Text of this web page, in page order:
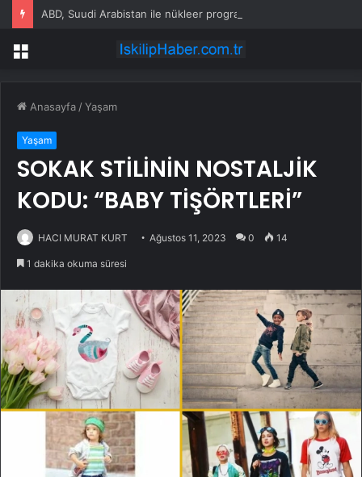
Menü
Anasayfa /Yaşam
Yaşam
SOKAK STİLİNİN NOSTALJİK
KODU: “BABY TİŞÖRTLERİ”
HACI MURAT KURT Ağustos 11, 2023 0 14
1 dakika okuma süresi